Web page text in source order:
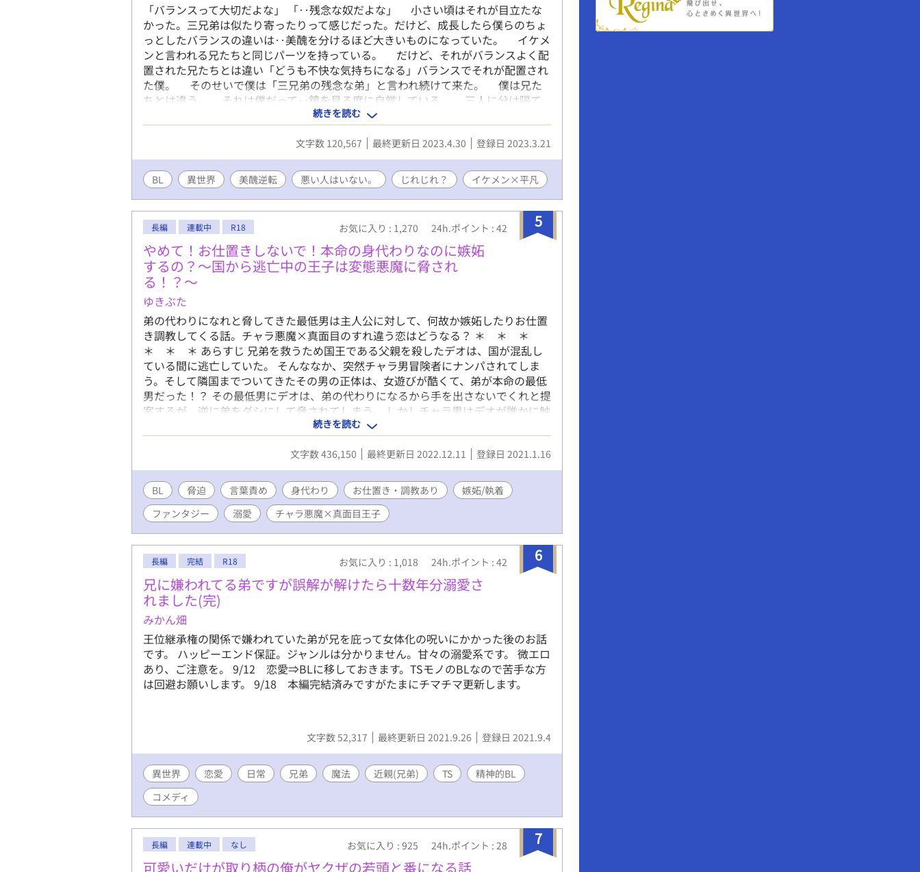
「バランスって大切だよな」 「‥残念な奴だよな」 小さい頃はそれが目立たな
かった。三兄弟は似たり寄ったりって感じだった。だけど、成長したら僕らのちょ
っとしたバランスの違いは‥美醜を分けるほど大きいものになっていた。 イケメ
ンと言われる兄たちと同じパーツを持っている。 だけど、それがバランスよく配
置された兄たちとは違い「どうも不快な気持ちになる」バランスでそれが配置され
た僕。 そのせいで僕は「三兄弟の残念な弟」と言われ続けて来た。 僕は兄た
ちとは違う。 それは僕だって‥鏡を見る度に自覚している。 三人に分け隔て
なく接しようとしてくれている母からも、‥だけどふとした折に「それ」を感じ
る。そして、優しい母はそれに自己嫌悪感を感じている‥。そのことが僕を更に落
ち込ませる。 そんな僕がある日飛ばされた異世界は‥ どうも、美意識が僕
の生きて来た世界とは違う様で‥？ 自分の趣味全開な、美醜逆転を書いてみた
いなと思い挑戦してみました！ ※ 娼館やら身請けが普通だったり‥とこの異
世界の倫理観はちょっと現在社会の公序良俗に反してる感があるので、苦手な人は
読まないことをお勧めします‥。 ※ エロもしくは、微エロ表現のある分には、
タイトルに☆をつけます。ご注意ください。
続きを読む
文字数 120,567 最終更新日 2023.4.30 登録日 2023.3.21
BL 異世界 美醜逆転 悪い人はいない。 じれじれ？ イケメン×平凡
5
長編 連載中 R18 お気に入り : 1,270 24h.ポイント : 42
やめて！お仕置きしないで！本命の身代わりなのに嫉妬
するの？〜国から逃亡中の王子は変態悪魔に脅され
る！？〜
ゆきぶた
弟の代わりになれと脅してきた最低男は主人公に対して、何故か嫉妬したりお仕置
き調教してくる話。チャラ悪魔×真面目のすれ違う恋はどうなる？ ＊ ＊ ＊
＊ ＊ ＊ あらすじ 兄弟を救うため国王である父親を殺したデオは、国が混乱し
ている間に逃亡していた。 そんななか、突然チャラ男冒険者にナンパされてしま
う。そして隣国までついてきたその男の正体は、女遊びが酷くて、弟が本命の最低
男だった！？ その最低男にデオは、弟の代わりになるから手を出さないでくれと提
案するが、逆に弟をダシにして脅されてしまう。 しかしチャラ男はデオが誰かに触
られると嫉妬したり、お仕置きして調教してきたり、まるで身代わりじゃないよう
に接してきて……次第に惹かれていく自分に戸惑うデオは、いつか国に帰ることが
出来るのか？ ＊ ＊ ＊ ＊ ＊ ＊ ※この世界は人が進化するという概念があ
るため、作中に出てくる悪魔はその世界独自の物です。 進化した人間＝長寿と、進
化しようとする人、その二人の恋はどうなるのか……。 言葉責め、乳首責め、媚
薬、謎のオモチャ、モブ攻め、異種姦？とかある予定。 ファンタジーなので謎のア
イテムが出てきます。 あと主人公はすぐに快楽落ちします。 最後まで書き切るので
お付き合いよろしくお願いします。 とりあえず微エロを☆、エロを★で表記してみ
ました。他カプがあるときは※表記とします。参考にどうぞー！ 追記 正直、微エ
ロとエロの違いがわからなくなってますので☆未挿入、★挿入ぐらいで考えて下さ
い。 現在年末で多忙な為更新頻度下がっております。 大変申し訳ございません！
続きを読む
文字数 436,150 最終更新日 2022.12.11 登録日 2021.1.16
BL 脅迫 言葉責め 身代わり お仕置き・調教あり
嫉妬/執着
ファンタジー
溺愛 チャラ悪魔×真面目王子
6
長編 完結 R18 お気に入り : 1,018 24h.ポイント : 42
兄に嫌われてる弟ですが誤解が解けたら十数年分溺愛さ
れました(完)
みかん畑
王位継承権の関係で嫌われていた弟が兄を庇って女体化の呪いにかかった後のお話
です。 ハッピーエンド保証。ジャンルは分かりません。甘々の溺愛系です。 微エロ
あり、ご注意を。 9/12 恋愛⇒BLに移しておきます。TSモノのBLなので苦手な方
は回避お願いします。 9/18 本編完結済みですがたまにチマチマ更新します。
文字数 52,317 最終更新日 2021.9.26 登録日 2021.9.4
異世界 恋愛 日常 兄弟 魔法 近親(兄弟) TS
精神的BL
コメディ
7
長編 連載中 なし お気に入り : 925 24h.ポイント : 28
可愛いだけが取り柄の俺がヤクザの若頭と番になる話